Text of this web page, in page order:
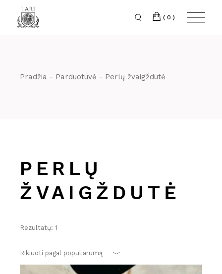
content
(0)
Pradžia Parduotuvė Perlų žvaigždutė
PERLŲ
ŽVAIGŽDUTĖ
Rezultatų: 1
Rikiuoti pagal populiarumą